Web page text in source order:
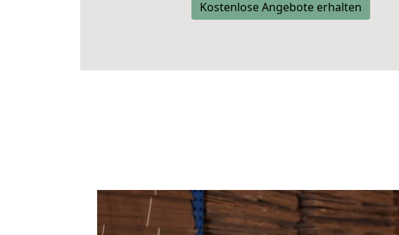
Kostenlose Angebote erhalten